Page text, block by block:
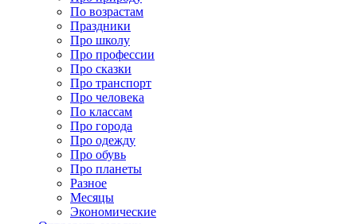
По возрастам
Праздники
Про школу
Про профессии
Про сказки
Про транспорт
Про человека
По классам
Про города
Про одежду
Про обувь
Про планеты
Разное
Месяцы
Экономические